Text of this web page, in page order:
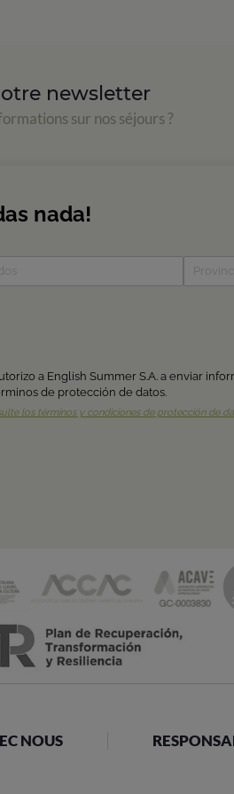
newsletter
sur nos séjours ?
NOUS